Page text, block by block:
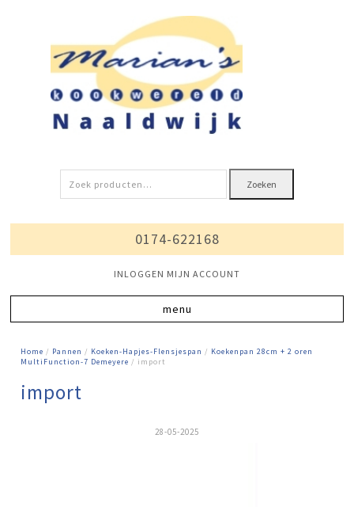
Zoeken
naar:
Zoeken
0174-622168
INLOGGEN MIJN ACCOUNT
Home / Pannen / Koeken-Hapjes-Flensjespan / Koekenpan 28cm + 2 oren
MultiFunction-7 Demeyere / import
import
28-05-2025